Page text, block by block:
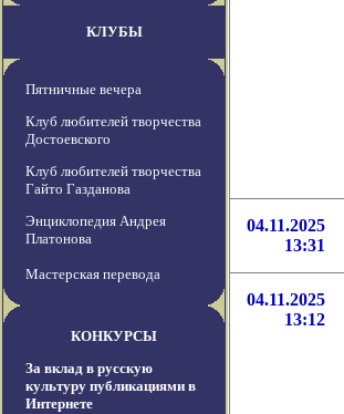
КЛУБЫ
Пятничные вечера
Клуб любителей творчества
Достоевского
Клуб любителей творчества
Гайто Газданова
Энциклопедия Андрея
Платонова
Мастерская перевода
КОНКУРСЫ
За вклад в русскую
культуру публикациями в
Интернете
04.11.2025
13:31
04.11.2025
13:12